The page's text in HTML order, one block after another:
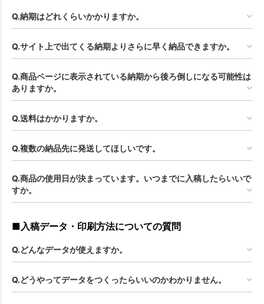
Q.納期はどれくらいかかりますか。
Q.サイト上で出てくる納期よりさらに早く納品できますか。
Q.商品ページに表示されている納期から後ろ倒しになる可能性は
ありますか。
Q.送料はかかりますか。
Q.複数の納品先に発送してほしいです。
Q.商品の使用日が決まっています。いつまでに入稿したらいいで
すか。
■入稿データ・印刷方法についての質問
Q.どんなデータが使えますか。
Q.どうやってデータをつくったらいいのかわかりません。